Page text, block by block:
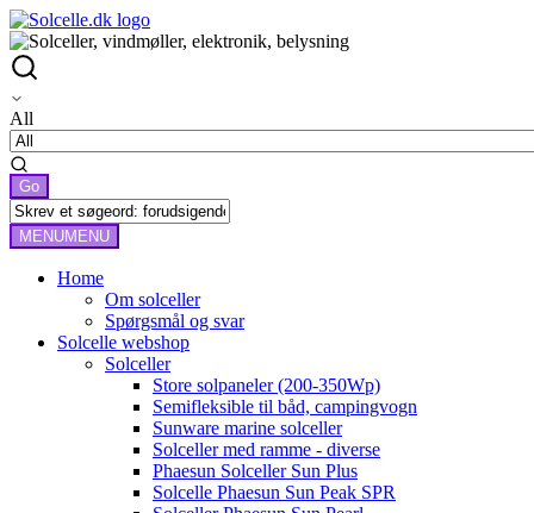
All
MENUMENU
Home
Om solceller
Spørgsmål og svar
Solcelle webshop
Solceller
Store solpaneler (200-350Wp)
Semifleksible til båd, campingvogn
Sunware marine solceller
Solceller med ramme - diverse
Phaesun Solceller Sun Plus
Solcelle Phaesun Sun Peak SPR